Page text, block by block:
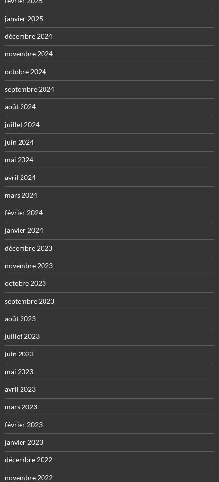
janvier 2025
décembre 2024
novembre 2024
octobre 2024
septembre 2024
août 2024
juillet 2024
juin 2024
mai 2024
avril 2024
mars 2024
février 2024
janvier 2024
décembre 2023
novembre 2023
octobre 2023
septembre 2023
août 2023
juillet 2023
juin 2023
mai 2023
avril 2023
mars 2023
février 2023
janvier 2023
décembre 2022
novembre 2022